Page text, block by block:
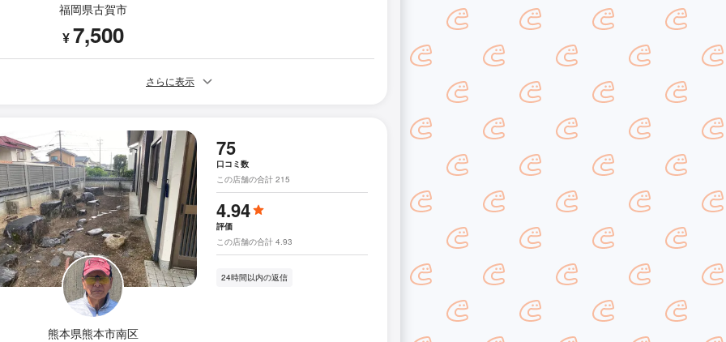
福岡県古賀市
¥7,500
さらに表示
熊本県熊本市南区
75
口コミ数
この店舗の合計 215
4.94
評価
この店舗の合計 4.93
24時間以内の返信